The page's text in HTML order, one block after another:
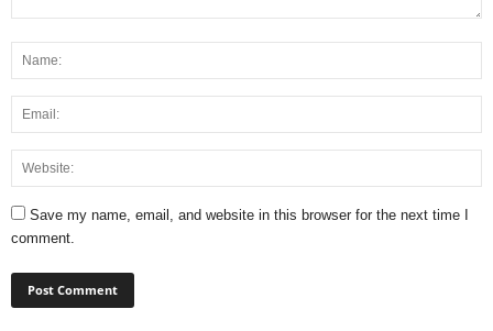
Save my name, email, and website in this browser for the next time I
comment.